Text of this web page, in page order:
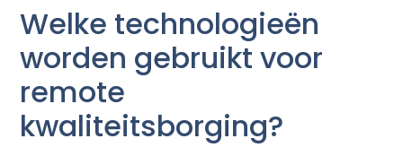
Welke technologieën
worden gebruikt voor
remote
kwaliteitsborging?